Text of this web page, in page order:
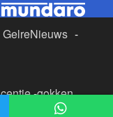
GelreNieuws -
-gokken
nederland